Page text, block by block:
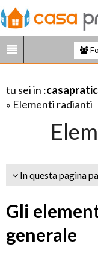
tu sei in :
» Elementi radianti
In questa pagina
Gli
generale